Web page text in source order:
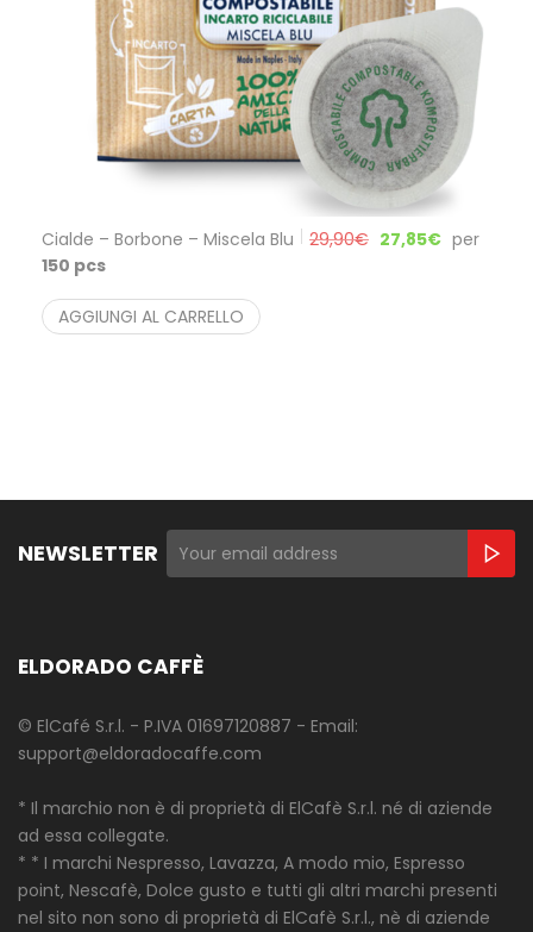
Cialde – Borbone – Miscela Blu 29,90€ 27,85€ per
150 pcs
AGGIUNGI AL CARRELLO
NEWSLETTER
ELDORADO CAFFÈ
© ElCafé S.r.l. - P.IVA 01697120887 - Email:
support@eldoradocaffe.com
* Il marchio non è di proprietà di ElCafè S.r.l. né di aziende
ad essa collegate.
* * I marchi Nespresso, Lavazza, A modo mio, Espresso
point, Nescafè, Dolce gusto e tutti gli altri marchi presenti
nel sito non sono di proprietà di ElCafè S.r.l., nè di aziende